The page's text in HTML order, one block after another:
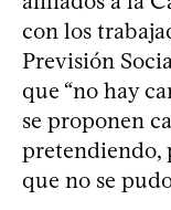
con los
Previsión
que “no hay
se proponen
pretendiendo,
que no se